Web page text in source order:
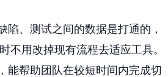
、测试之间的数据是打通的，
不用改掉现有流程去适应工具。
能帮助团队在较短时间内完成切